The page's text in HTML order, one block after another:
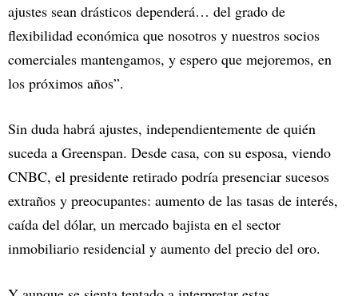
ajustes sean drásticos dependerá… del grado de
flexibilidad económica que nosotros y nuestros socios
comerciales mantengamos, y espero que mejoremos, en
los próximos años”.
Sin duda habrá ajustes, independientemente de quién
suceda a Greenspan. Desde casa, con su esposa, viendo
CNBC, el presidente retirado podría presenciar sucesos
extraños y preocupantes: aumento de las tasas de interés,
caída del dólar, un mercado bajista en el sector
inmobiliario residencial y aumento del precio del oro.